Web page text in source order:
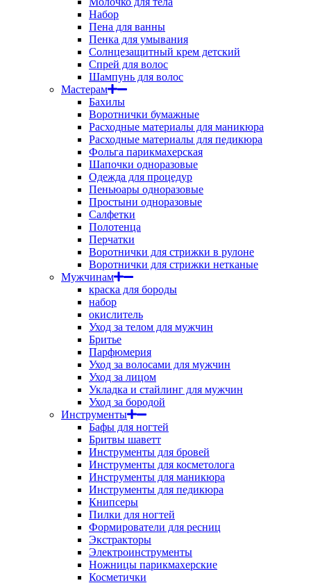
Набор
Пена для ванны
Пенка для умывания
Солнцезащитный крем детский
Спрей для волос
Шампунь для волос
Мастерам
Бахилы
Воротнички бумажные
Расходные материалы для маникюра
Расходные материалы для педикюра
Фольга парикмахерская
Шапочки одноразовые
Одежда для процедур
Пеньюары одноразовые
Простыни одноразовые
Салфетки
Полотенца
Перчатки
Воротнички для стрижки в рулоне
Воротнички для стрижки нетканые
Мужчинам
краска для бороды
набор
окислитель
Уход за телом для мужчин
Бритье
Парфюмерия
Уход за волосами для мужчин
Уход за лицом
Укладка и стайлинг для мужчин
Уход за бородой
Инструменты
Бафы для ногтей
Бритвы шаветт
Инструменты для бровей
Инструменты для косметолога
Инструменты для маникюра
Инструменты для педикюра
Книпсеры
Пилки для ногтей
Формирователи для ресниц
Экстракторы
Электроинструменты
Ножницы парикмахерские
Косметички